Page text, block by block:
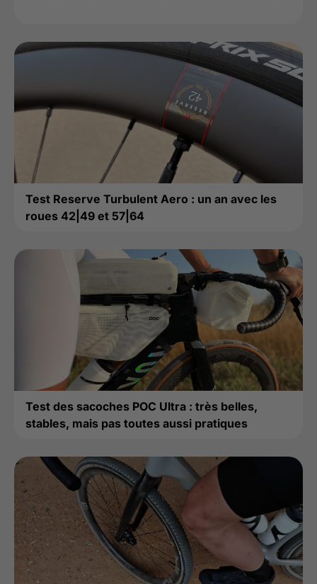
Test Reserve Turbulent Aero : un an avec les
roues 42|49 et 57|64
Test des sacoches POC Ultra : très belles,
stables, mais pas toutes aussi pratiques